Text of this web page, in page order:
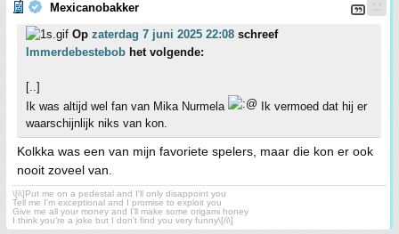
Mexicanobakker
Op zaterdag 7 juni 2025 22:08 schreef
Immerdebestebob het volgende:
[..]
Ik was altijd wel fan van Mika Nurmela
Ik vermoed dat hij er
waarschijnlijk niks van kon.
Kolkka was een van mijn favoriete spelers, maar die kon er ook
nooit zoveel van.
\[i\]Put me on a pedestal and I'll only disappoint you
Tell me I'm exceptional and I promise to exploit you
Give me all your money and I'll make some origami honey
I think you're a joke but I don't find you very funny\[/i\]